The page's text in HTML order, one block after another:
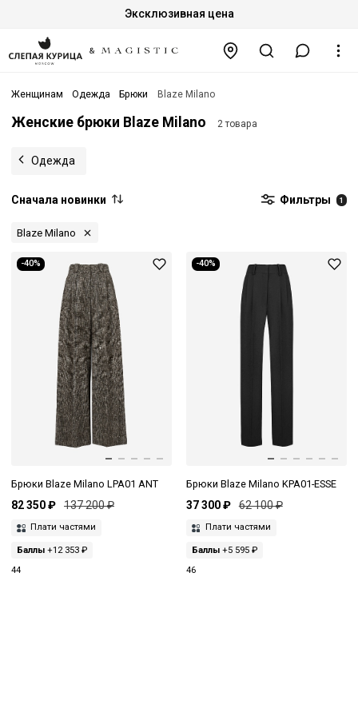
Эксклюзивная цена
Женщинам Одежда Брюки Blaze Milano
Женские брюки Blaze Milano 2 товара
Одежда
Сначала новинки Фильтры 1
Blaze Milano
-40%
Брюки Blaze Milano LPA01 ANT
82 350 ₽ 137 200 ₽
Плати частями
Баллы +12 353 ₽
44
-40%
Брюки Blaze Milano KPA01-ESSE
37 300 ₽ 62 100 ₽
Плати частями
Баллы+5 595 ₽
46